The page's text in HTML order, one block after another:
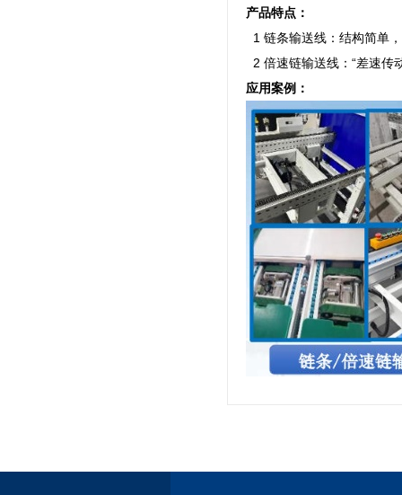
产品特点：
1 链条输送线： 结构简单
2 倍速链输送线： “差速传
应用案例：